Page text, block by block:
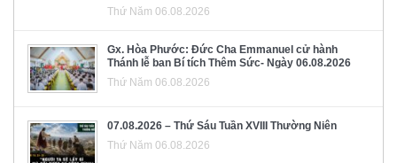
Thứ Năm 06.08.2026
Gx. Hòa Phước: Đức Cha Emmanuel cử hành
Thánh lễ ban Bí tích Thêm Sức- Ngày 06.08.2026
Thứ Năm 06.08.2026
07.08.2026 – Thứ Sáu Tuần XVIII Thường Niên
Thứ Năm 06.08.2026